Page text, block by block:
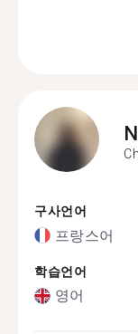
구사언어
프랑스어
학습언어
영어